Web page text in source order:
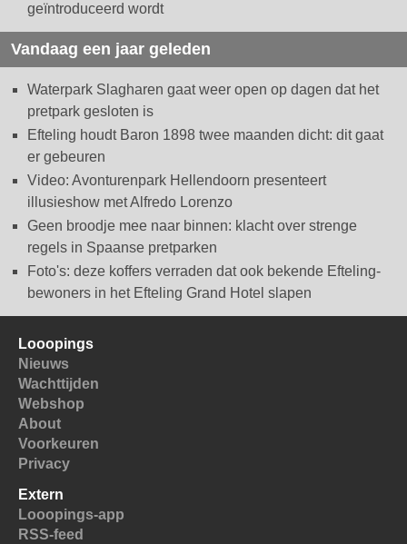
geïntroduceerd wordt
Vandaag een jaar geleden
Waterpark Slagharen gaat weer open op dagen dat het
pretpark gesloten is
Efteling houdt Baron 1898 twee maanden dicht: dit gaat
er gebeuren
Video: Avonturenpark Hellendoorn presenteert
illusieshow met Alfredo Lorenzo
Geen broodje mee naar binnen: klacht over strenge
regels in Spaanse pretparken
Foto's: deze koffers verraden dat ook bekende Efteling-
bewoners in het Efteling Grand Hotel slapen
Looopings
Nieuws
Wachttijden
Webshop
About
Voorkeuren
Privacy
Extern
Looopings-app
RSS-feed